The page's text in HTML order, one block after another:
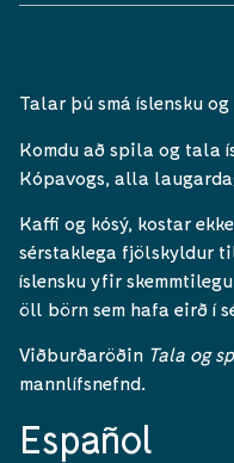
Talar þú smá íslensku
Komdu að spila og tala
Kópavogs, alla
Kaffi og kósý, kostar
sérstaklega fjölskyldur
íslensku yfir
öll börn sem hafa eirð í
Viðburðaröðin Tala og
mannlífsnefnd.
Español